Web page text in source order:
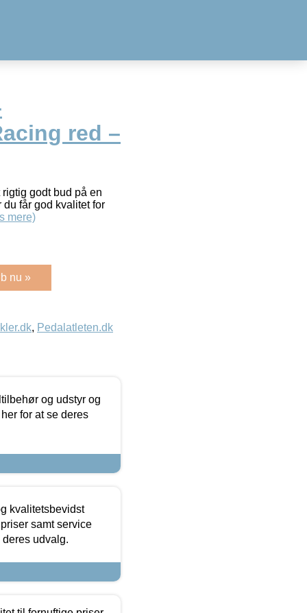
red –
godt bud på en
får god kvalitet for
mere)
nu »
, Pedalatleten.dk
og udstyr og
for at se deres
kvalitetsbevidst
samt service
udvalg.